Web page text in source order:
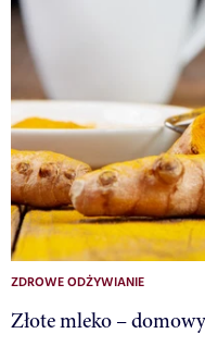
ZDROWE ODŻYWIANIE
Złote mleko –